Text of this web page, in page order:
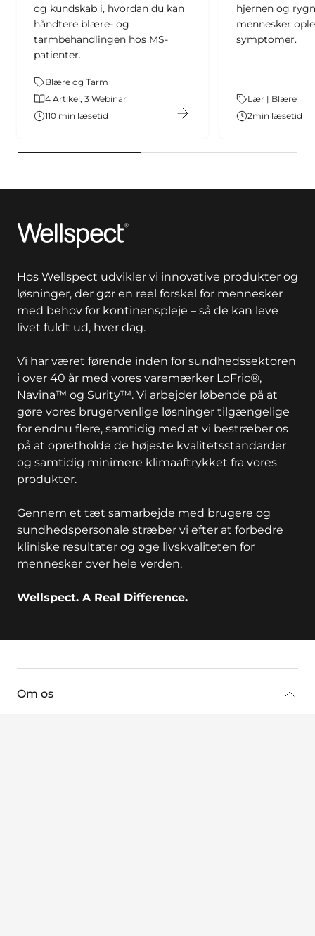
og kundskab i, hvordan du kan
håndtere blære- og
tarmbehandlingen hos MS-
patienter.
Tema:
Blære og Tarm
Indhold:
4 Artikel, 3 Webinar
Tid:110 min læsetid
hjernen og
mennesker
symptomer.
Tema:
Lær | Blære
2min læsetid
Wellspect
Hos Wellspect udvikler vi innovative produkter og
løsninger, der gør en reel forskel for mennesker
med behov for kontinenspleje – så de kan leve
livet fuldt ud, hver dag.
Vi har været førende inden for sundhedssektoren
i over 40 år med vores varemærker LoFric®,
Navina™ og Surity™. Vi arbejder løbende på at
gøre vores brugervenlige løsninger tilgængelige
for endnu flere, samtidig med at vi bestræber os
på at opretholde de højeste kvalitetsstandarder
og samtidig minimere klimaaftrykket fra vores
produkter.
Gennem et tæt samarbejde med brugere og
sundhedspersonale stræber vi efter at forbedre
kliniske resultater og øge livskvaliteten for
mennesker over hele verden.
Wellspect. A Real Difference.
Om os